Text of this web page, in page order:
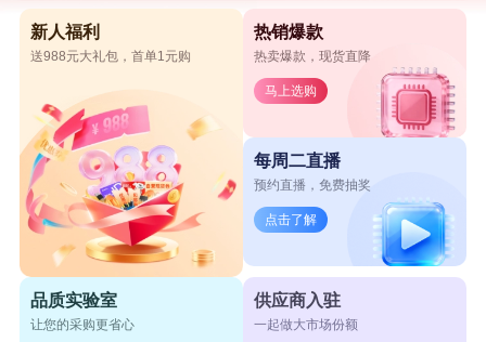
新人福利
送988元大礼包，首单1元购
热销爆款
热卖爆款，现货直降
马上选购
每周二直播
预约直播，免费抽奖
点击了解
品质实验室
让您的采购更省心
供应商入驻
一起做大市场份额